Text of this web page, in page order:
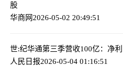
股
华商网2026-05-02 20:49:51
世:纪华通第三季营收100亿：净
人民日报2026-05-04 01:16:51